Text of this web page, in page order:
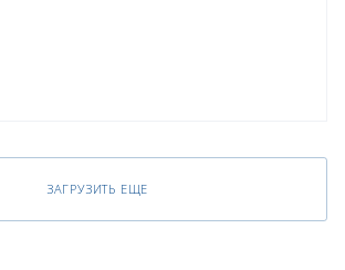
ЗАГРУЗИТЬ ЕЩЕ